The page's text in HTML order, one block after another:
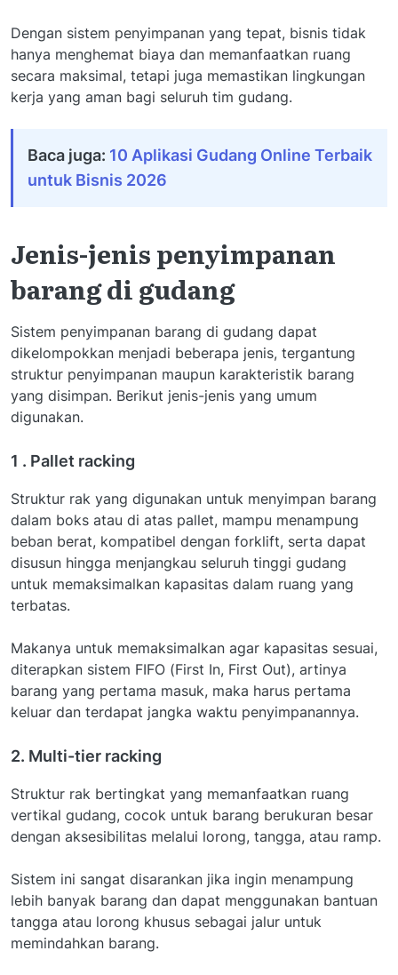
Dengan sistem penyimpanan yang tepat, bisnis tidak
hanya menghemat biaya dan memanfaatkan ruang
secara maksimal, tetapi juga memastikan lingkungan
kerja yang aman bagi seluruh tim gudang.
Baca juga: 10 Aplikasi Gudang Online Terbaik
untuk Bisnis 2026
Jenis-jenis penyimpanan
barang di gudang
Sistem penyimpanan barang di gudang dapat
dikelompokkan menjadi beberapa jenis, tergantung
struktur penyimpanan maupun karakteristik barang
yang disimpan. Berikut jenis-jenis yang umum
digunakan.
1 . Pallet racking
Struktur rak yang digunakan untuk menyimpan barang
dalam boks atau di atas pallet, mampu menampung
beban berat, kompatibel dengan forklift, serta dapat
disusun hingga menjangkau seluruh tinggi gudang
untuk memaksimalkan kapasitas dalam ruang yang
terbatas.
Makanya untuk memaksimalkan agar kapasitas sesuai,
diterapkan sistem FIFO (First In, First Out), artinya
barang yang pertama masuk, maka harus pertama
keluar dan terdapat jangka waktu penyimpanannya.
2. Multi-tier racking
Struktur rak bertingkat yang memanfaatkan ruang
vertikal gudang, cocok untuk barang berukuran besar
dengan aksesibilitas melalui lorong, tangga, atau ramp.
Sistem ini sangat disarankan jika ingin menampung
lebih banyak barang dan dapat menggunakan bantuan
tangga atau lorong khusus sebagai jalur untuk
memindahkan barang.